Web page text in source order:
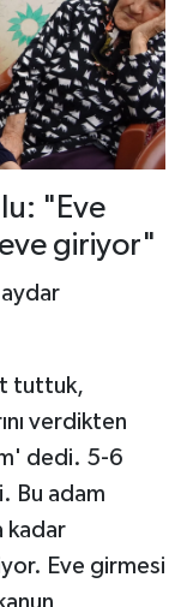
"Eve
eve giriyor"
tuttuk,
verdikten
dedi. 5-6
Bu adam
kadar
Eve girmesi